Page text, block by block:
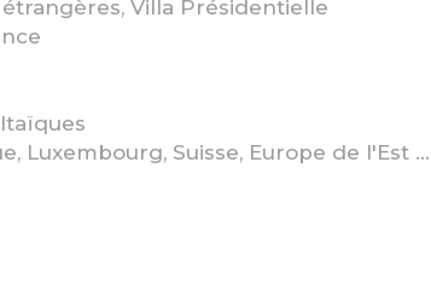
Villa Présidentielle
Luxembourg, Suisse, Europe de l'Est ...